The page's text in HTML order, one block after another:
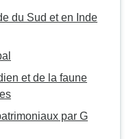
du Sud et en Inde
et de la faune
par G